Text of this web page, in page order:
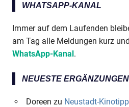
WHATSAPP-KANAL
Immer auf dem Laufenden
am Tag alle Meldungen kurz
WhatsApp-Kanal.
NEUESTE ERGÄNZUNGEN
Doreen zu Neustadt-